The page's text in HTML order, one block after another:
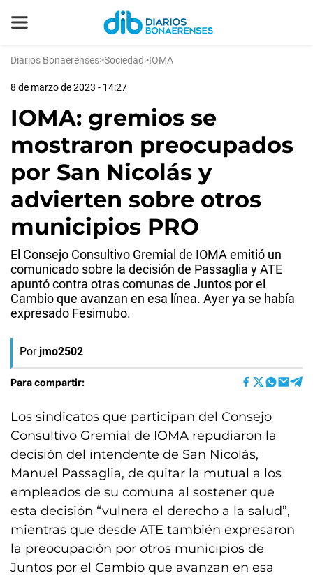
Diarios Bonaerenses>Sociedad>IOMA
8 de marzo de 2023 - 14:27
IOMA: gremios se
mostraron preocupados
por San Nicolás y
advierten sobre otros
municipios PRO
El Consejo Consultivo Gremial de IOMA emitió un
comunicado sobre la decisión de Passaglia y ATE
apuntó contra otras comunas de Juntos por el
Cambio que avanzan en esa línea. Ayer ya se había
expresado Fesimubo.
Por jmo2502
Para compartir:
Los sindicatos que participan del Consejo
Consultivo Gremial de IOMA repudiaron la
decisión del intendente de San Nicolás,
Manuel Passaglia, de quitar la mutual a los
empleados de su comuna al sostener que
esta decisión “vulnera el derecho a la salud”,
mientras que desde ATE también expresaron
la preocupación por otros municipios de
Juntos por el Cambio que avanzan en esa